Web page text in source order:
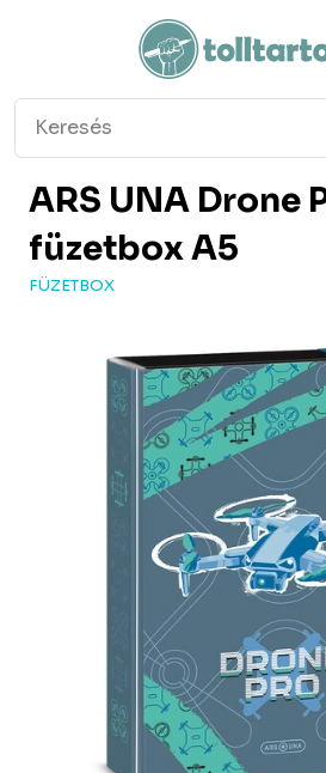
ARS UNA Drone
füzetbox A5
FÜZETBOX